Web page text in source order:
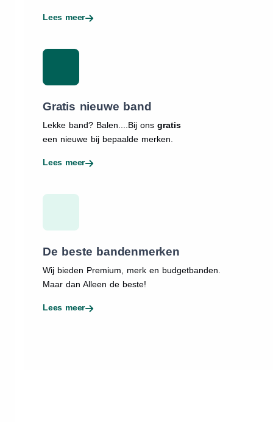
Lees meer
Gratis nieuwe band
Lekke band? Balen....Bij ons gratis
een nieuwe bij bepaalde merken.
Lees meer
De beste bandenmerken
Wij bieden Premium, merk en budgetbanden.
Maar dan Alleen de beste!
Lees meer